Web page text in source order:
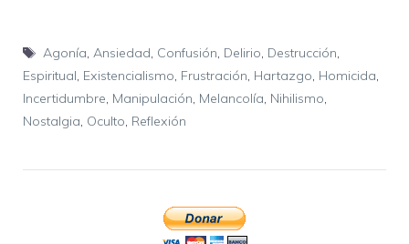
Etiquetas
Agonía, Ansiedad, Confusión, Delirio, Destrucción,
Espiritual, Existencialismo, Frustración, Hartazgo, Homicida,
Incertidumbre, Manipulación, Melancolía, Nihilismo,
Nostalgia, Oculto, Reflexión